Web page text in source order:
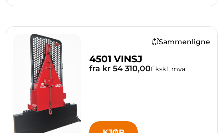
Sammenligne
4501 VINSJ
fra kr 54 310,00Ekskl. mva